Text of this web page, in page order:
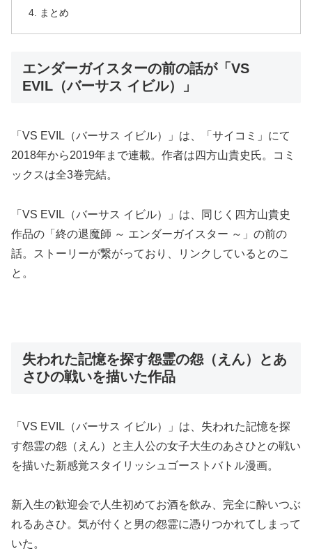
まとめ
エンダーガイスターの前の話が「VS
EVIL（バーサス イビル）」
「VS EVIL（バーサス イビル）」は、「サイコミ」にて
2018年から2019年まで連載。作者は四方山貴史氏。コミ
ックスは全3巻完結。
「VS EVIL（バーサス イビル）」は、同じく四方山貴史
作品の「終の退魔師 ～ エンダーガイスター ～」の前の
話。ストーリーが繋がっており、リンクしているとのこ
と。
失われた記憶を探す怨霊の怨（えん）とあ
さひの戦いを描いた作品
「VS EVIL（バーサス イビル）」は、失われた記憶を探
す怨霊の怨（えん）と主人公の女子大生のあさひとの戦い
を描いた新感覚スタイリッシュゴーストバトル漫画。
新入生の歓迎会で人生初めてお酒を飲み、完全に酔いつぶ
れるあさひ。気が付くと男の怨霊に憑りつかれてしまって
いた。